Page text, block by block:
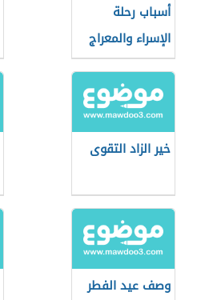
أسباب رحلة
الإسراء والمعراج
خير الزاد التقوى
وصف عيد الفطر